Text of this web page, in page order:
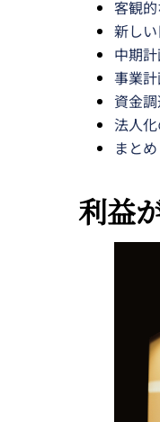
客観
新し
中期
事業
資金
法人
まとめ
利益